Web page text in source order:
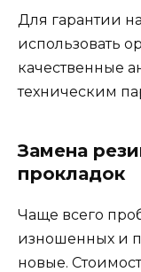
Для гарантии
использовать
качественные
техническим
Замена
прокладок
Чаще всего
изношенных и
новые.